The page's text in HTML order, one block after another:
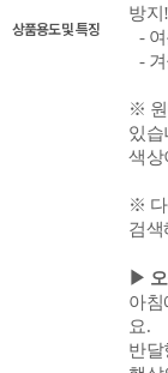
상품용도 및 특징
방지!
-
-
※ 원
있습
색상
※ 다
검색
▶
아침
요.
반달